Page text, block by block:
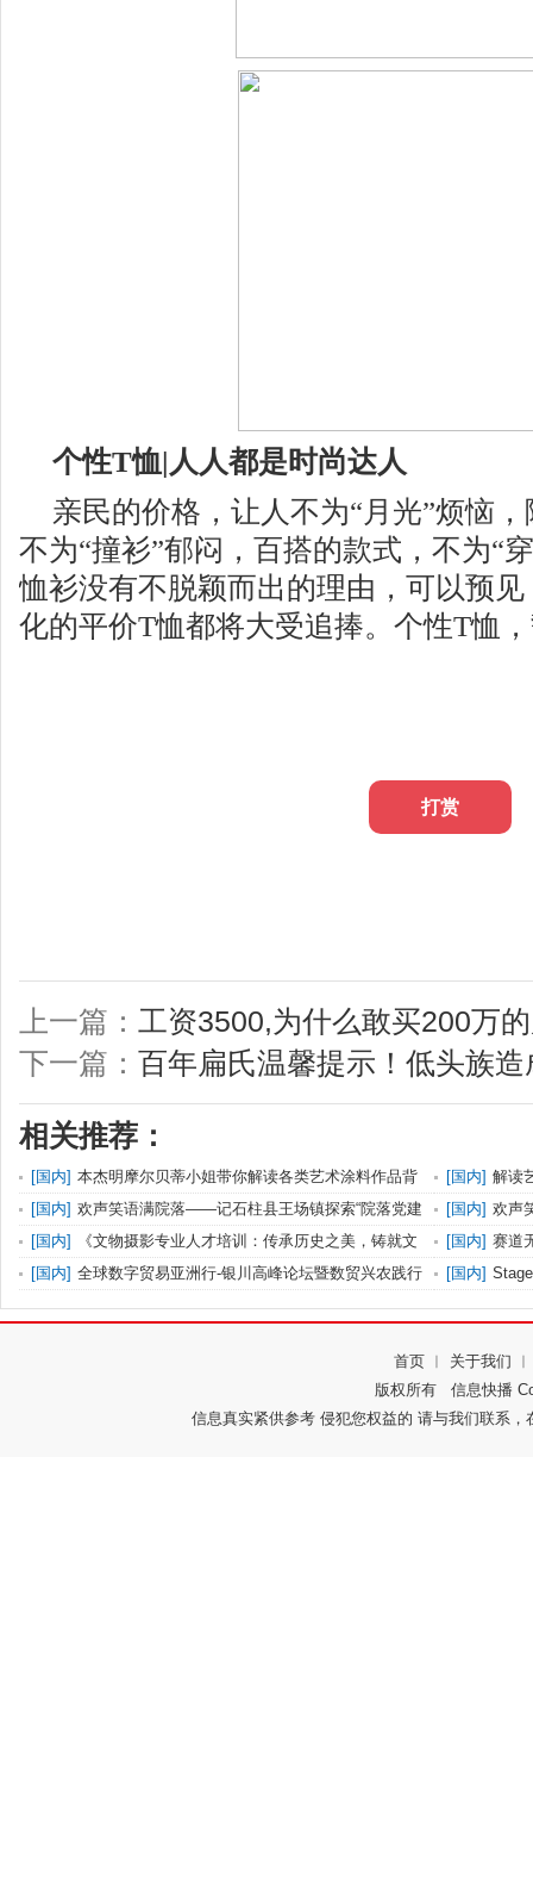
个性T恤| 人人都是时尚达人
亲民的价格，让人不为“月光”烦恼
不为“撞衫”郁闷，百搭的款式，不为“
恤衫没有不脱颖而出的理由，可以预
化的平价T恤都将大受追捧。个性T恤
打赏
上一篇： 工资3500,为什么敢买200万
下一篇： 百年扁氏温馨提示！低头族
相关推荐：
[国内] 本杰明摩尔贝蒂小姐带你解读各类艺术涂料作品背
后的色
[国内] 解读
空间注
[国内] 欢声笑语满院落——记石柱县王场镇探索“院落党建
综合
[国内] 欢声
综合
[国内]
《文物摄影专业人才培训：传承历史之美，铸就文
化辉煌
[国内] 赛道
落幕
[国内] 全球数字贸易亚洲行-银川高峰论坛暨数贸兴农践行 [国内]
衫！
首页 ︱ 关于我们
版权所有 信息快播
信息真实紧供参考 侵犯您权益的 请与我们联系